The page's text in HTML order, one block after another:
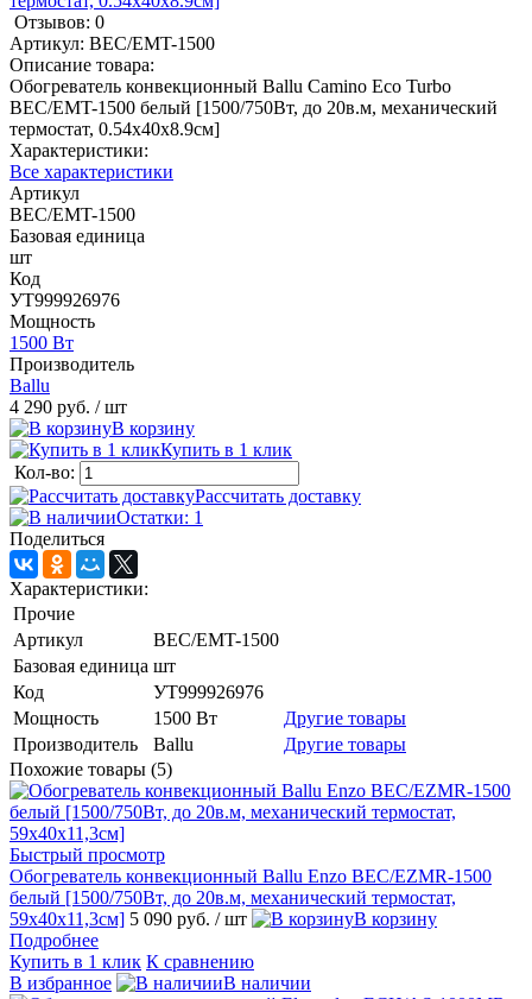
Отзывов: 0
Артикул: BEC/EMT-1500
Описание товара:
Обогреватель конвекционный Ballu Camino Eco Turbo
BEC/EMT-1500 белый [1500/750Вт, до 20в.м, механический
термостат, 0.54х40х8.9см]
Характеристики:
Все характеристики
Артикул
BEC/EMT-1500
Базовая единица
шт
Код
УТ999926976
Мощность
1500 Вт
Производитель
Ballu
4 290 руб. / шт
В корзину
Купить в 1 клик
Кол-во:
Рассчитать доставку
Остатки: 1
Поделиться
Характеристики:
Прочие
Артикул
BEC/EMT-1500
Базовая единица шт
Код
УТ999926976
Мощность
1500 Вт
Другие товары
Производитель
Ballu
Другие товары
Похожие товары (5)
Быстрый просмотр
Обогреватель конвекционный Ballu Enzo BEC/EZMR-1500
белый [1500/750Вт, до 20в.м, механический термостат,
59х40х11,3см] 5 090 руб. / шт
В корзину
Подробнее
Купить в 1 клик К сравнению
В избранное
В наличии